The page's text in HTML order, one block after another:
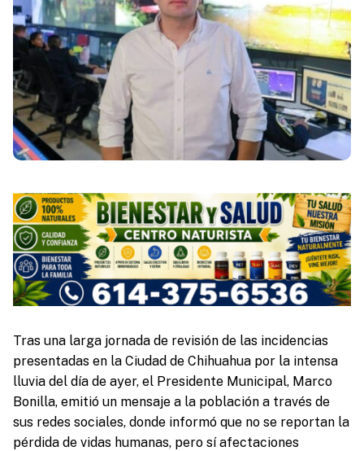
Tras una larga jornada de revisión de las incidencias
presentadas en la Ciudad de Chihuahua por la intensa
lluvia del día de ayer, el Presidente Municipal, Marco
Bonilla, emitió un mensaje a la población a través de
sus redes sociales, donde informó que no se reportan la
pérdida de vidas humanas, pero sí afectaciones